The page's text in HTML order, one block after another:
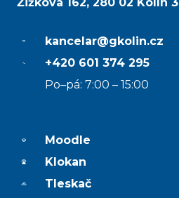
kancelar@gkolin.cz
+420 601 374 295
Po–pá: 7:00 – 15:00
Moodle
Klokan
Tleskač